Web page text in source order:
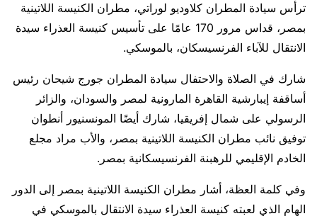
ترأس سيادة المطران كلاوديو لوراتي، مطران الكنيسة اللاتينية
بمصر، قداس مرور 170 عامًا على تأسيس كنيسة العذراء سيدة
الانتقال للآباء الفرنسيسكان، بالموسكي.
شارك في الصلاة والاحتفال سيادة المطران جورج شيحان رئيس
أساقفة إيبارشية القاهرة المارونية لمصر والسودان، والزائر
الرسولي على شمال إفريقيا، شارك أيضًا المونسنيور أنطوان
توفيق نائب مطران الكنيسة اللاتينية بمصر، والأب مراد مجلع
الخادم الإقليمي للرهبنة الفرنسيسكانية بمصر.
وفي كلمة العظة، أشار مطران الكنيسة اللاتينية بمصر إلى الدور
الهام الذي لعبته كنيسة العذراء سيدة الانتقال بالموسكي في